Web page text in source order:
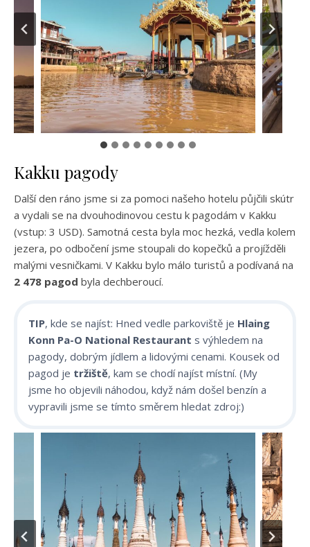
Kakku pagody
Další den ráno jsme si za pomoci našeho hotelu půjčili skútr
a vydali se na dvouhodinovou cestu k pagodám v Kakku
(vstup: 3 USD). Samotná cesta byla moc hezká, vedla kolem
jezera, po odbočení jsme stoupali do kopečků a projížděli
malými vesničkami. V Kakku bylo málo turistů a podívaná na
2 478 pagod byla dechberoucí.
TIP, kde se najíst: Hned vedle parkoviště je Hlaing
Konn Pa-O National Restaurant s výhledem na
pagody, dobrým jídlem a lidovými cenami. Kousek od
pagod je tržiště, kam se chodí najíst místní. (My
jsme ho objevili náhodou, když nám došel benzín a
vypravili jsme se tímto směrem hledat zdroj:)